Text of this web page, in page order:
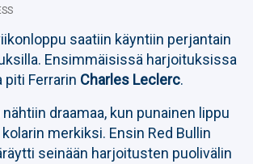
saatiin käyntiin perjantain
Ensimmäisissä harjoituksissa
piti Ferrarin Charles Leclerc.
draamaa, kun punainen lippu
merkiksi. Ensin Red Bullin
seinään harjoitusten puolivälin